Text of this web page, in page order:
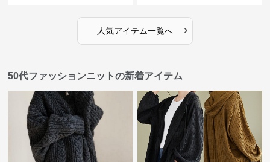
人気アイテム一覧へ ›
50代ファッションニットの新着アイテム